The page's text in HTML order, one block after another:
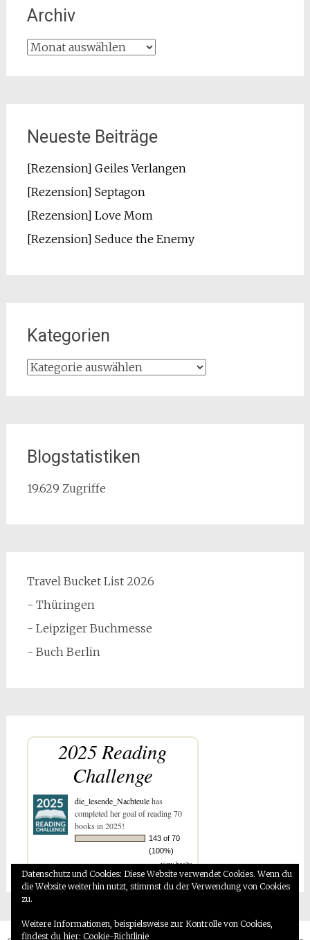
Archiv
Archiv
Neueste Beiträge
[Rezension] Geiles Verlangen
[Rezension] Septagon
[Rezension] Love Mom
[Rezension] Seduce the Enemy
Kategorien
Kategorien
Blogstatistiken
19.629 Zugriffe
Travel Bucket List 2026
- Thüringen
- Leipziger Buchmesse
- Buch Berlin
2025 Reading
Challenge
die_lesende_Nachteulehas
completed her goal of reading 70
books in 2025!
143 of 70
(100%)
view books
Datenschutz und Cookies: Diese Website verwendet Cookies. Wenn du
die Website weiterhin nutzt, stimmst du der Verwendung von Cookies
zu.
Weitere Informationen, beispielsweise zur Kontrolle von Cookies,
findest du hier: Cookie-Richtlinie